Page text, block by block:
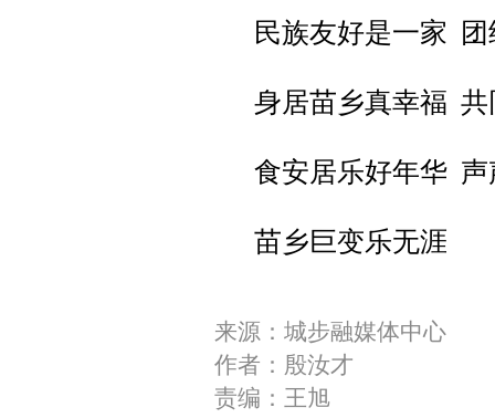
民族友好是一家
身居苗乡真幸福 共
食安居乐好年华 声
苗乡巨变乐无涯
来源：城步融媒体中心
作者：殷汝才
责编：王旭